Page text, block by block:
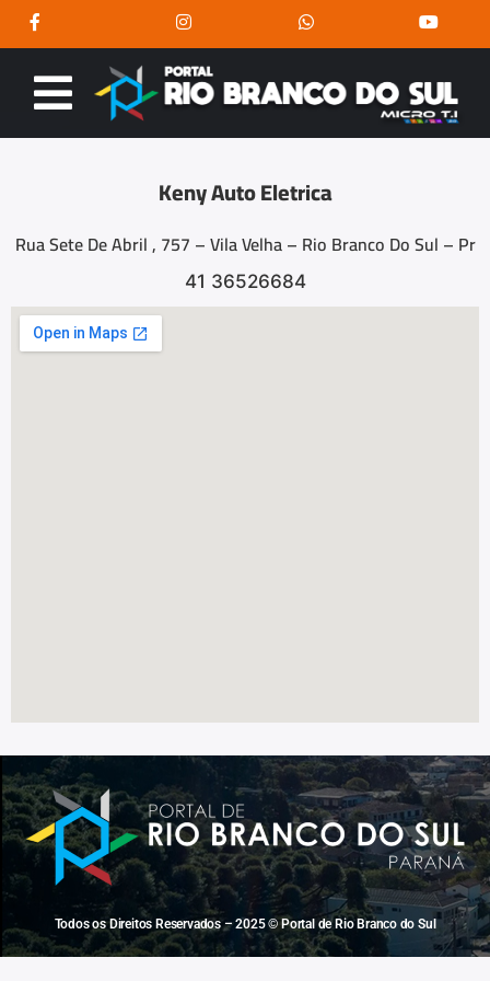
Keny Auto Eletrica
Rua Sete De Abril , 757 – Vila Velha – Rio Branco Do Sul – Pr
41 36526684
Todos os Direitos Reservados – 2025 © Portal de Rio Branco do Sul